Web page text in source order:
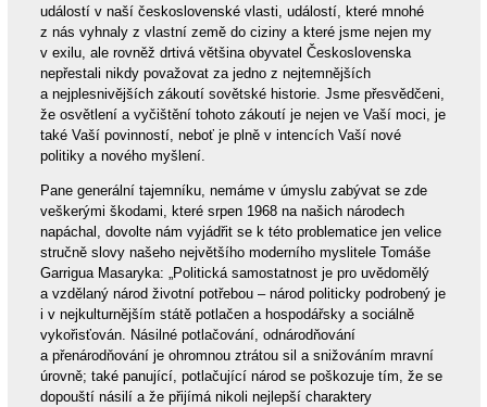
událostí v naší československé vlasti, událostí, které mnohé
z nás vyhnaly z vlastní země do ciziny a které jsme nejen my
v exilu, ale rovněž drtivá většina obyvatel Československa
nepřestali nikdy považovat za jedno z nejtemnějších
a nejplesnivějších zákoutí sovětské historie. Jsme přesvědčeni,
že osvětlení a vyčištění tohoto zákoutí je nejen ve Vaší moci, je
také Vaší povinností, neboť je plně v intencích Vaší nové
politiky a nového myšlení.
Pane generální tajemníku, nemáme v úmyslu zabývat se zde
veškerými škodami, které srpen 1968 na našich národech
napáchal, dovolte nám vyjádřit se k této problematice jen velice
stručně slovy našeho největšího moderního myslitele Tomáše
Garrigua Masaryka: „Politická samostatnost je pro uvědomělý
a vzdělaný národ životní potřebou – národ politicky podrobený je
i v nejkulturnějším státě potlačen a hospodářsky a sociálně
vykořisťován. Násilné potlačování, odnárodňování
a přenárodňování je ohromnou ztrátou sil a snižováním mravní
úrovně; také panující, potlačující národ se poškozuje tím, že se
dopouští násilí a že přijímá nikoli nejlepší charaktery